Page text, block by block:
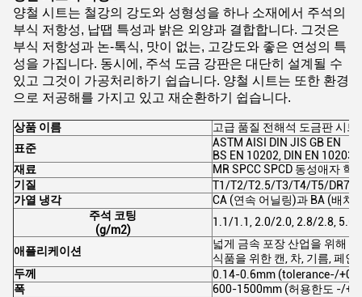
양철 시트는 철강의 강도와 성형성을 하나 소재에서 주석의
부식 저항성, 납땝 특성과 밝은 외양과 결합합니다. 그것은
부식 저항성과 논-톡식, 맛이 없는, 고강도와 좋은 연성의 특
성을 가집니다. 동시에, 주석 도금 강판은 대단히 설계될 수
있고 그것이 가공처리하기 쉽습니다. 양철 시트는 또한 환경
으로 저공해를 가지고 있고 재순환하기 쉽습니다.
상품 이름
고급 품질 전해석 도금판 시
표준
ASTM AISI DIN JIS GB EN
BS EN 10202, DIN EN
재료
MR SPCC SPCD 동성애자 학
기질
T1/T2/T2.5/T3/T4/T5/DR7/
가열 냉각
CA (연속 어닐링)과 BA (배치
주석 코팅
(g/m2)
1.1/1.1, 2.0/2.0, 2.8/2.8,
애플리케이션
넓게 금속 포장 산업을 위해
식품을 위한 캔, 차, 기름, 페
두께
0.14-0.6mm (tolerance-/
폭
600-1500mm (허용한도 -/+3